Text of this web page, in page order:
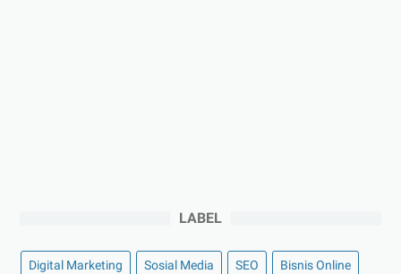
LABEL
Digital Marketing Sosial Media SEO Bisnis Online